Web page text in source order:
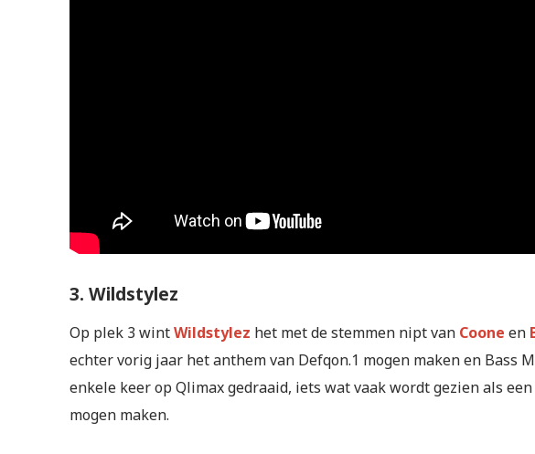
3. Wildstylez
Op plek 3 wintWildstylez het met de stemmen nipt van Coone en
echter vorig jaar het anthem van Defqon.1 mogen maken en Bass
enkele keer op Qlimax gedraaid, iets wat vaak wordt gezien als
mogen maken.